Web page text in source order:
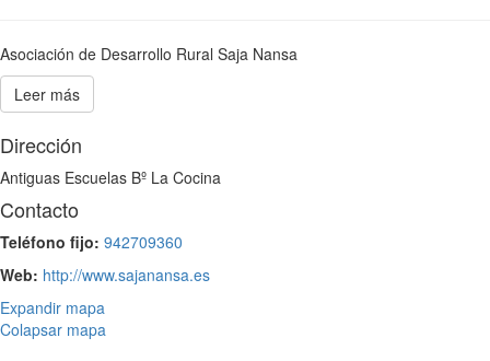
Asociación de Desarrollo Rural Saja Nansa
Leer más
Dirección
Antiguas Escuelas Bº La Cocina
Contacto
Teléfono fijo: 942709360
Web: http://www.sajanansa.es
Expandir mapa
Colapsar mapa